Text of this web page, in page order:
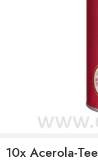
10x Acerola-Tee